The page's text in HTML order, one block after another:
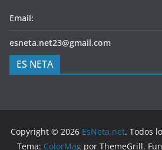
Email:
esneta.net23@gmail.com
ES NETA
Copyright © 2026 EsNeta.net. Todos
Tema: ColorMagpor ThemeGrill.